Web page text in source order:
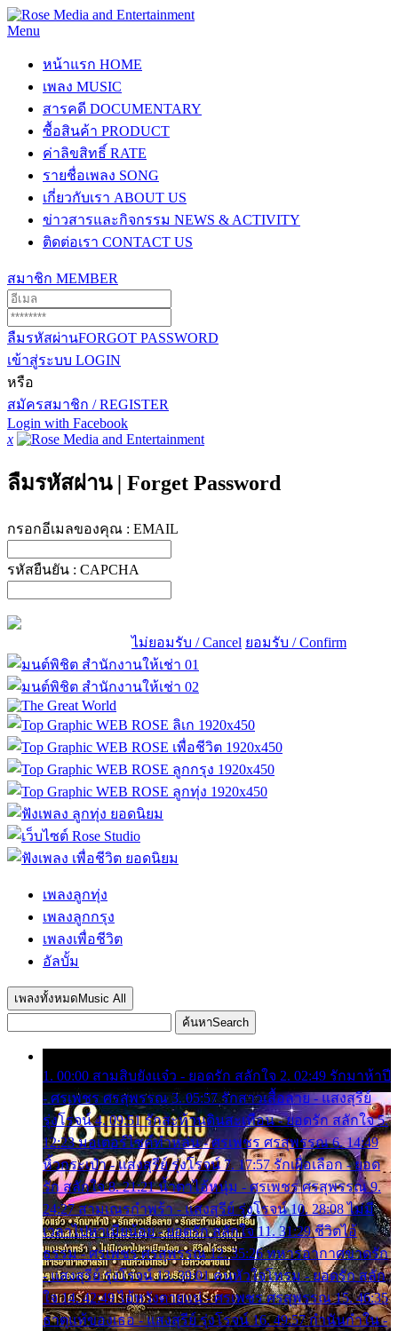
Menu
หน้าแรก HOME
เพลง MUSIC
สารคดี DOCUMENTARY
ซื้อสินค้า PRODUCT
ค่าลิขสิทธิ์ RATE
รายชื่อเพลง SONG
เกี่ยวกับเรา ABOUT US
ข่าวสารและกิจกรรม NEWS & ACTIVITY
ติดต่อเรา CONTACT US
สมาชิก MEMBER
ลืมรหัสผ่านFORGOT PASSWORD
เข้าสู่ระบบ LOGIN
หรือ
สมัครสมาชิก / REGISTER
Login with Facebook
x
ลืมรหัสผ่าน | Forget Password
กรอกอีเมลของคุณ : EMAIL
รหัสยืนยัน : CAPCHA
ไม่ยอมรับ / Cancel ยอมรับ / Confirm
เพลงลูกทุ่ง
เพลงลูกกรุง
เพลงเพื่อชีวิต
อัลบั้ม
เพลงทั้งหมด Music All
ค้นหาSearch
1. 00:00 สามสิบยังแจ๋ว - ยอดรัก สลักใจ 2. 02:49 รักมาห้าปี
- ศรเพชร ศรสุพรรณ 3. 05:57 รักสาวเสื้อลาย - แสงสุรีย์
รุ่งโรจน์ 4. 09:51 รักสะท้านดินสะเทือน - ยอดรัก สลักใจ 5.
12:23 มอเตอร์ไซค์ทำหล่น - ศรเพชร ศรสุพรรณ 6. 14:49
หิ้วกระเป๋า - แสงสุรีย์ รุ่งโรจน์ 7. 17:57 รักเผื่อเลือก - ยอด
รัก สลักใจ 8. 21:21 น้ำตาไอ้หนุ่ม - ศรเพชร ศรสุพรรณ 9.
24:27 สามเณรกำพร้า - แสงสุรีย์ รุ่งโรจน์ 10. 28:08 ไม่มี
เวลาไปหาเมียน้อย - ยอดรัก สลักใจ 11. 31:29 ชีวิตไอ้
ธรรม - ศรเพชร ศรสุพรรณ 12. 35:26 ทหารอากาศขาดรัก
- แสงสุรีย์ รุ่งโรจน์ 13. 39:01 คนหัวใจโทรม - ยอดรัก สลัก
ใจ 14. 42:49 ไอ้หวังตายแน่ - ศรเพชร ศรสุพรรณ 15. 46:35
ธาตุแท้ของเธอ - แสงสุรีย์ รุ่งโรจน์ 16. 49:57 กำนันกำใน -